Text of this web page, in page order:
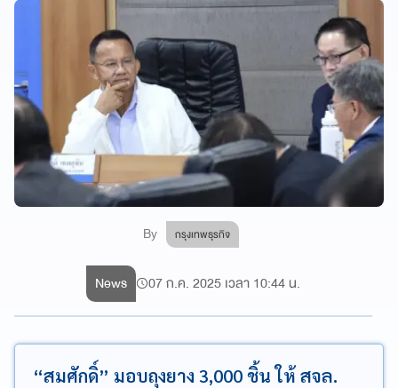
By กรุงเทพธุรกิจ
News 07 ก.ค. 2025 เวลา 10:44 น.
“สมศักดิ์” มอบถุงยาง 3,000 ชิ้น ให้ สจล.